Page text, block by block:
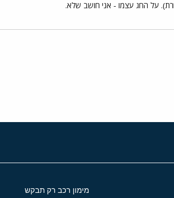
מימון רכב רק תבקש